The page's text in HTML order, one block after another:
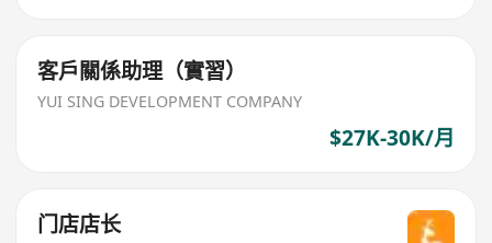
客戶關係助理（實習）
YUI SING DEVELOPMENT COMPANY
$27K-30K/月
门店店长